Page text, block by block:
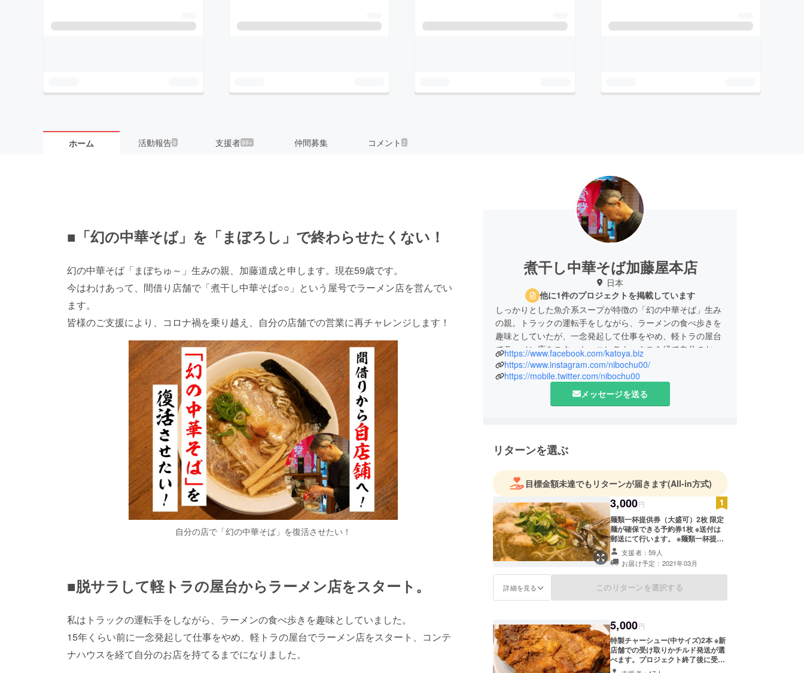
ホーム 活動報告8 支援者99+ 仲間募集 コメント 2
■「幻の中華そば」を「まぼろし」で終わらせたくない！
幻の中華そば「まぼちゅ～」生みの親、加藤道成と申します。現在59歳です。
今はわけあって、間借り店舗で「煮干し中華そば○○」という屋号でラーメン店を営んでい
ます。
皆様のご支援により、コロナ禍を乗り越え、自分の店舗での営業に再チャレンジします！
自分の店で「幻の中華そば」を復活させたい！
■脱サラして軽トラの屋台からラーメン店をスタート。
私はトラックの運転手をしながら、ラーメンの食べ歩きを趣味としていました。
15年くらい前に一念発起して仕事をやめ、軽トラの屋台でラーメン店をスタート、コンテ
ナハウスを経て自分のお店を持てるまでになりました。
煮干し中華そば加藤屋本店
日本
他に1件のプロジェクトを掲載しています
しっかりとした魚介系スープが特徴の「幻の中華そば」生み
の親。トラックの運転手をしながら、ラーメンの食べ歩きを
趣味としていたが、一念発起して仕事をやめ、軽トラの屋台
でラーメン店をスタート、コンテナハウスを経て自分のお店
を持てるまでに。クラウドファンディングによるご支援を経
て、今は京都山科で営業中。
https://www.facebook.com/katoya.biz
https://www.instagram.com/nibochu00/
https://mobile.twitter.com/nibochu00
メッセージを送る
リターンを選ぶ
目標金額未達でもリターンが届きます(All-in方式)
3,000円
麺類一杯提供券（大盛可）2枚 限定
麺が確保できる予約券1枚 ※送付は
郵送にて行います。 ※麺類一杯提供
券および限定麺予約券の有効期限
は、2022年3月31日までです。 ※な
お、麺類一杯提供券は取り寄せでも
利用できます。取り寄せを希望され
る場合は、ツイッターのDM（ツ
クーポンコード(提供券の裏面に記
載)をお知らせください。送料は無料
です。 ※限定麺は事前にツイッター
のDM（ツイッターのアカウントを
お持ちでない方はフェイスブックま
支援者：59人
お届け予定：2021年03月
詳細を見る このリターンを選択する
5,000円
特製チャーシュー(中サイズ)2本 ※新
店舗での受け取りかチルド発送が選
べます。プロジェクト終了後に受け
取り方法と発送時期のご希望をお聞